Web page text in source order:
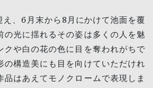
え、6月末から8月にかけて池面を覆
の光に揺れるその姿は多くの人を魅
クや白の花の色に目を奪われがちで
の構造美にも目を向けていただけれ
はあえてモノクロームで表現しま